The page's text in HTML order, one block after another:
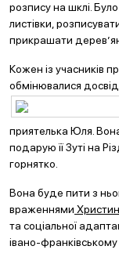
розпису на шклі.
листівки,
прикрашати
Кожен із учасників
обмінювалися
приятелька Юля.
подарую її Зуті на
горнятко.
Вона буде пити з
враженнями
та соціальної
івано-франківському